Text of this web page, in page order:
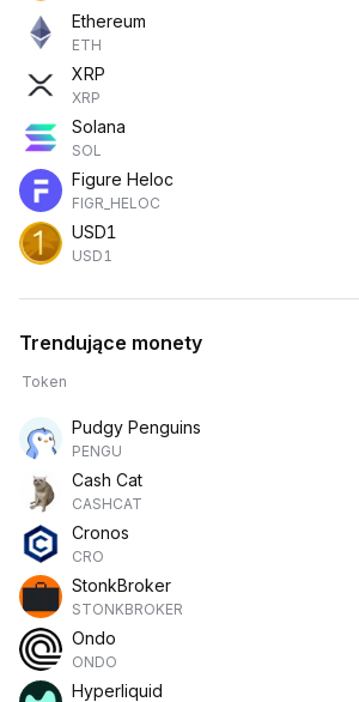
Ethereum
ETH
XRP
XRP
Solana
SOL
Figure Heloc
FIGR_HELOC
USD1
USD1
Trendujące monety
Token
Pudgy Penguins
PENGU
Cash Cat
CASHCAT
Cronos
CRO
StonkBroker
STONKBROKER
Ondo
ONDO
Hyperliquid